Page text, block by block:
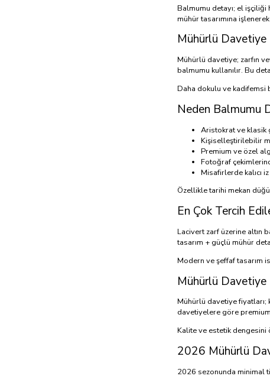
Balmumu detayı; el
mühür tasarımına
Mühürlü Davetiye
Mühürlü davetiye; zarfın
balmumu kullanılır. Bu
Daha dokulu ve kadifemsi
Neden Balmumu
Aristokrat ve klasik
Kişiselleştirilebilir
Premium ve özel
Fotoğraf
Misafirlerde kalıcı iz
Özellikle tarihi mekan
En Çok Tercih
Lacivert zarf üzerine altın
tasarım + güçlü mühür
Modern ve şeffaf tasarım
Mühürlü Davetiye
Mühürlü davetiye fiyatları;
davetiyelere göre
Kalite ve estetik dengesini
2026 Mühürlü
2026 sezonunda minimal